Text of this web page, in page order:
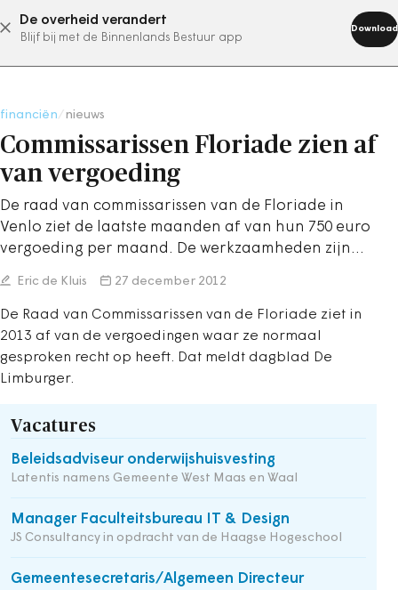
De overheid verandert
Blijf bij met de Binnenlands Bestuur app
Download
abonneer nu
financiën nieuws
Commissarissen Floriade zien af
van vergoeding
De raad van commissarissen van de Floriade in
Venlo ziet de laatste maanden af van hun 750 euro
vergoeding per maand. De werkzaamheden zijn…
Eric de Kluis 27 december 2012
De Raad van Commissarissen van de Floriade ziet in
2013 af van de vergoedingen waar ze normaal
gesproken recht op heeft. Dat meldt dagblad De
Limburger.
Vacatures
Beleidsadviseur onderwijshuisvesting
Latentis namens Gemeente West Maas en Waal
Manager Faculteitsbureau IT & Design
JS Consultancy in opdracht van de Haagse Hogeschool
Gemeentesecretaris/Algemeen Directeur